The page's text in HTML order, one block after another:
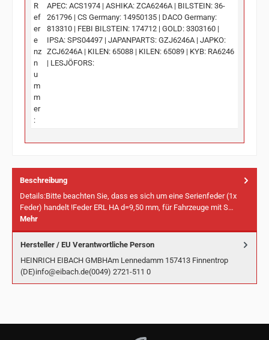
R
ef
er
e
nz
n
u
m
m
er
:
APEC: ACS1974 | ASHIKA: ZCA6246A | BILSTEIN: 36-
261796 | CS Germany: 14950135 | DACO Germany:
813310 | FEBI BILSTEIN: 174712 | GOLD: 3303160 |
IPSA: SPS04497 | JAPANPARTS: GZJ6246A | JAPKO:
ZCJ6246A | KILEN: 65088 | KILEN: 65089 | KYB: RA6246
| LESJÖFORS:
Beschreibung
Details:Bitte beachten Sie, dass es sich um eine Serienfeder (1x
Feder) handelt !Feder ERL HA d=9,50 mm, für Fahrzeuge mit S…
Mehr
Hersteller / EU Verantwortliche Person
HEINRICH EIBACH GMBHAm Lennedamm 157413 Finnentrop
(DE)info@eibach.de(0049) 2721-511 0